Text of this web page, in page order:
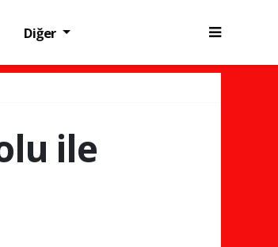
Diğer
ile